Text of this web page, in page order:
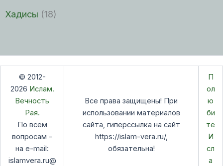
Хадисы (18)
© 2012-
2026 Ислам.
Вечность
Рая.
По всем
вопросам -
на e-mail:
islamvera.ru@
Все права защищены! При
использовании материалов
сайта, гиперссылка на сайт
https://islam-vera.ru/,
обязательна!
П
ол
ю
би
те
И
сл
а